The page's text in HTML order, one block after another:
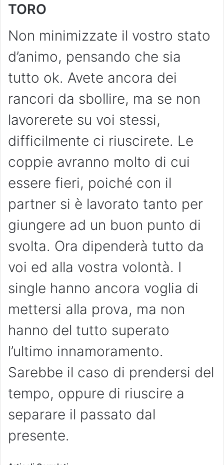
TORO
Non minimizzate il vostro stato
d’animo, pensando che sia
tutto ok. Avete ancora dei
rancori da sbollire, ma se non
lavorerete su voi stessi,
difficilmente ci riuscirete. Le
coppie avranno molto di cui
essere fieri, poiché con il
partner si è lavorato tanto per
giungere ad un buon punto di
svolta. Ora dipenderà tutto da
voi ed alla vostra volontà. I
single hanno ancora voglia di
mettersi alla prova, ma non
hanno del tutto superato
l’ultimo innamoramento.
Sarebbe il caso di prendersi del
tempo, oppure di riuscire a
separare il passato dal
presente.